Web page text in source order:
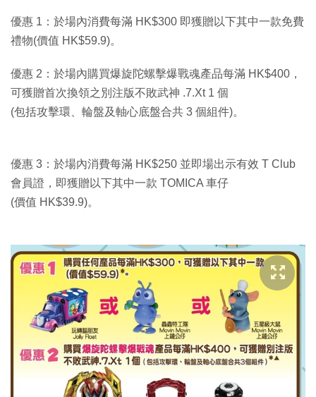
優惠 1：於場內消費每滿 HK$300 即獲贈以下其中一款免費
禮物(價值 HK$59.9)。
優惠 2：於場內購買爆旋陀螺擊爆戰魂產品每滿 HK$400，
可獲贈首次換領之別注版不敗武神 .7.Xt 1 個
(包括攻擊環、輪盤及軸心底盤合共 3 個組件)。
優惠 3：於場內消費每滿 HK$250 並即場出示有效 T Club
會員證，即獲贈以下其中一款 TOMICA 車仔
(價值 HK$39.9)。